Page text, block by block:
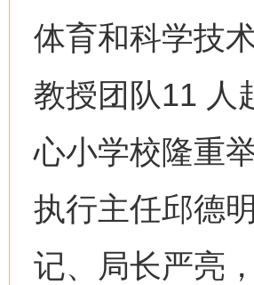
体育和科学技
教授团队11 人
心小学校隆重
执行主任邱德
记、局长严亮